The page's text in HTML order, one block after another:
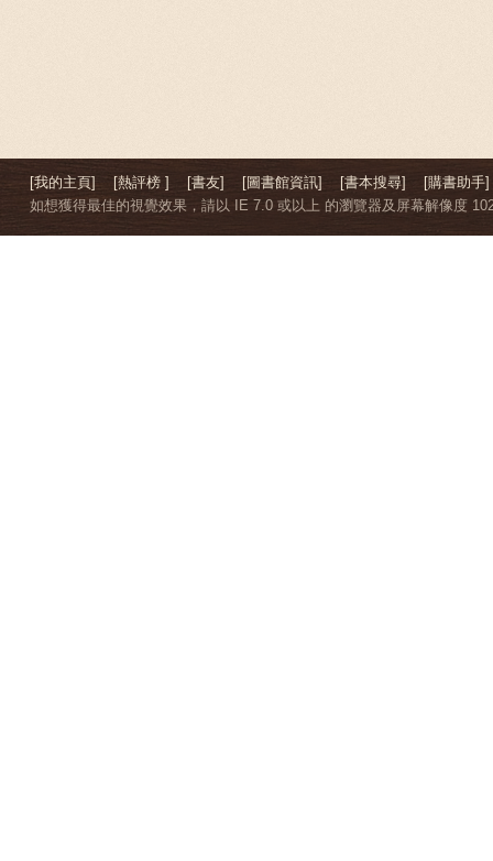
[我的主頁] [熱評榜 ] [書友] [圖書館資訊] [書本搜尋]
[購書助手]
如想獲得最佳的視覺效果，請以 IE 7.0 或以上 的瀏覽器及屏幕解像度